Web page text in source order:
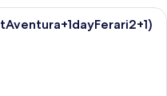
camera d'albergo con due letti,